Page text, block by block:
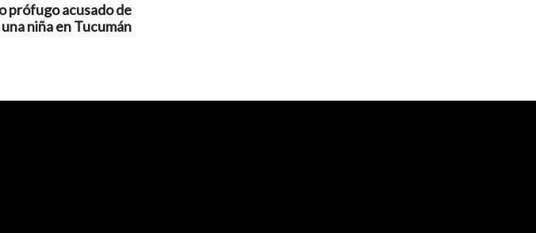
prófugo acusado de
niña en Tucumán